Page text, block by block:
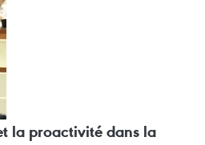
la proactivité dans la